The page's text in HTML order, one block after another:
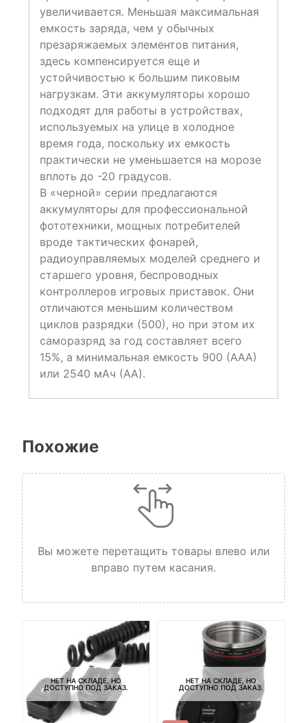
увеличивается. Меньшая максимальная
емкость заряда, чем у обычных
презаряжаемых элементов питания,
здесь компенсируется еще и
устойчивостью к большим пиковым
нагрузкам. Эти аккумуляторы хорошо
подходят для работы в устройствах,
используемых на улице в холодное
время года, поскольку их емкость
практически не уменьшается на морозе
вплоть до -20 градусов.
В «черной» серии предлагаются
аккумуляторы для профессиональной
фототехники, мощных потребителей
вроде тактических фонарей,
радиоуправляемых моделей среднего и
старшего уровня, беспроводных
контроллеров игровых приставок. Они
отличаются меньшим количеством
циклов разрядки (500), но при этом их
саморазряд за год составляет всего
15%, а минимальная емкость 900 (ААА)
или 2540 мАч (АА).
Похожие
Вы можете перетащить товары влево или
вправо путем касания.
НЕТ НА СКЛАДЕ, НО
ДОСТУПНО ПОД ЗАКАЗ.
НЕТ НА СКЛАДЕ, НО
ДОСТУПНО ПОД ЗАКАЗ.